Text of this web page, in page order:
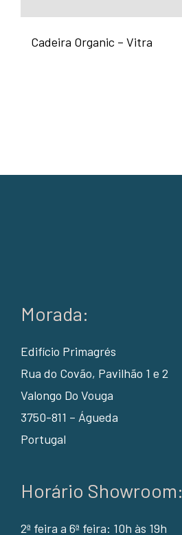
Cadeira Organic – Vitra
Morada:
Edifício Primagrés
Rua do Covão, Pavilhão 1 e 2
Valongo Do Vouga
3750-811 – Águeda
Portugal
Horário Showroom:
2ª feira a 6ª feira: 10h às 19h